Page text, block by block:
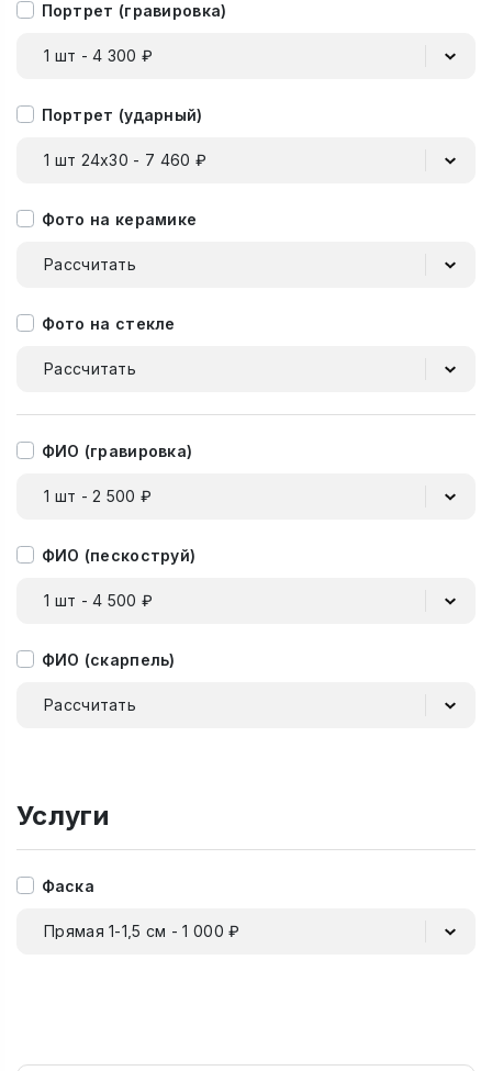
Портрет (гравировка)
1 шт - 4 300 ₽
Портрет (ударный)
1 шт 24х30 - 7 460 ₽
Фото на керамике
Рассчитать
Фото на стекле
Рассчитать
ФИО (гравировка)
1 шт - 2 500 ₽
ФИО (пескоструй)
1 шт - 4 500 ₽
ФИО (скарпель)
Рассчитать
Услуги
Фаска
Прямая 1-1,5 см - 1 000 ₽